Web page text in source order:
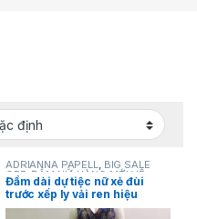
ADRIANNA PAPELL, BIG SALE
OFF ĐẦM NỮ,HÀNG MỚI VỀ
NEW, SẢN PHẨM KHUYẾN MÃI
THỜI TRANG NỮ
Đầm dài dự tiệc nữ xẻ đùi
trước xếp ly vải ren hiệu
Adrianna Papell size 6